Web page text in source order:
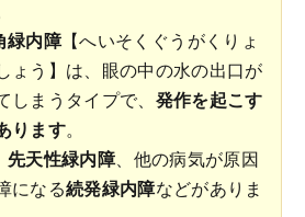
緑内障【へいそくぐうがくりょ
ょう】は、眼の中の水の出口が
しまうタイプで、 発作を起こす
ります。
先天性緑内障、他の病気が原因
になる続発緑内障などがありま